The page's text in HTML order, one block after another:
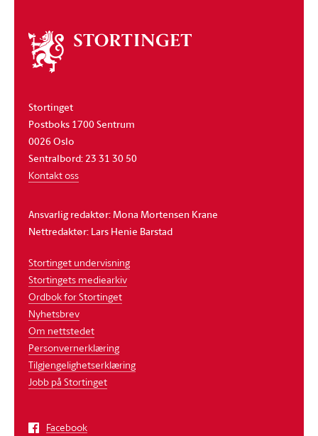
Om
stortinget
Stortinget
Postboks 1700 Sentrum
0026 Oslo
Sentralbord: 23 31 30 50
Kontakt oss
Ansvarlig redaktør: Mona Mortensen Krane
Nettredaktør: Lars Henie Barstad
Stortinget undervisning
Stortingets mediearkiv
Ordbok for Stortinget
Nyhetsbrev
Om nettstedet
Personvernerklæring
Tilgjengelighetserklæring
Jobb på Stortinget
Facebook